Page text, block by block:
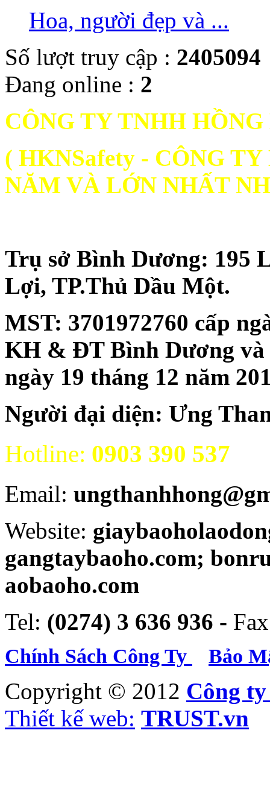
Hoa, người đẹp và ...
Số lượt truy cập : 2405094
Đang online : 2
CÔNG TY TNHH
( HKNSafety - CÔNG
NĂM VÀ LỚN NHẤT
Trụ sở Bình Dương: 195
Lợi, TP.Thủ Dầu Một.
MST: 3701972760 cấp
KH & ĐT Bình Dương
ngày 19 tháng 12 năm
Người đại diện: Ưng
Hotline: 0903 390 537
Email:
Website:
gangtaybaoho.com;
aobaoho.com
Tel: (0274) 3 636 936 -
Chính Sách Công Ty Bảo
Copyright © 2012 Công
Thiết kế web: TRUST.vn